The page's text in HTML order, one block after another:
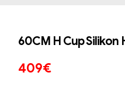
60CM H Cup Silikon
409€